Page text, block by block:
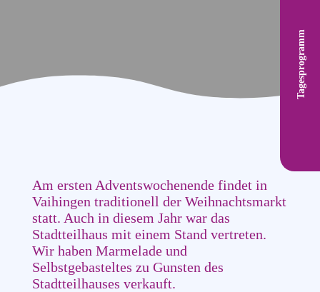
Am ersten Adventswochenende findet in
Vaihingen traditionell der Weihnachtsmarkt
statt. Auch in diesem Jahr war das
Stadtteilhaus mit einem Stand vertreten.
Wir haben Marmelade und
Selbstgebasteltes zu Gunsten des
Stadtteilhauses verkauft.
Tagesprogramm